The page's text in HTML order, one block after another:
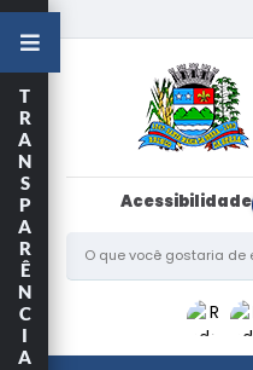
Acessibilidade
T
R
A
N
S
P
A
R
Ê
N
C
I
A